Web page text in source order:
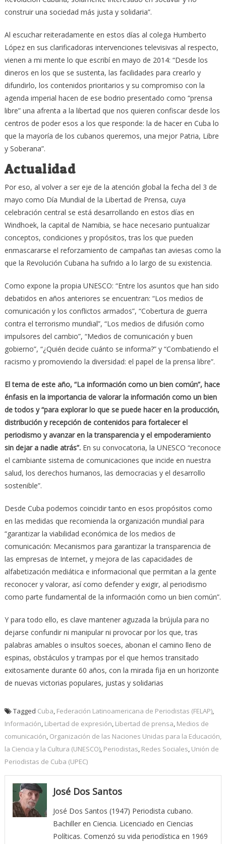
construir una sociedad más justa y solidaria”.
Al escuchar reiteradamente en estos días al colega Humberto
López en sus clarificadoras intervenciones televisivas al respecto,
vienen a mi mente lo que escribí en mayo de 2014: “Desde los
dineros en los que se sustenta, las facilidades para crearlo y
difundirlo, los contenidos prioritarios y su compromiso con la
agenda imperial hacen de ese bodrio presentado como “prensa
libre” una afrenta a la libertad que nos quieren confiscar desde los
centros de poder esos a los que responde: la de hacer en Cuba lo
que la mayoría de los cubanos queremos, una mejor Patria, Libre
y Soberana”.
Actualidad
Por eso, al volver a ser eje de la atención global la fecha del 3 de
mayo como Día Mundial de la Libertad de Prensa, cuya
celebración central se está desarrollando en estos días en
Windhoek, la capital de Namibia, se hace necesario puntualizar
conceptos, condiciones y propósitos, tras los que pueden
enmascararse el reforzamiento de campañas tan aviesas como la
que la Revolución Cubana ha sufrido a lo largo de su existencia.
Como expone la propia UNESCO: “Entre los asuntos que han sido
debatidos en años anteriores se encuentran: “Los medios de
comunicación y los conflictos armados”, “Cobertura de guerra
contra el terrorismo mundial”, “Los medios de difusión como
impulsores del cambio”, “Medios de comunicación y buen
gobierno”, “¿Quién decide cuánto se informa?” y “Combatiendo el
racismo y promoviendo la diversidad: el papel de la prensa libre”.
El tema de este año, “La información como un bien común”, hace
énfasis en la importancia de valorar la información como un bien
de todos y “para explorar lo que se puede hacer en la producción,
distribución y recepción de contenidos para fortalecer el
periodismo y avanzar en la transparencia y el empoderamiento
sin dejar a nadie atrás”.En su convocatoria, la UNESCO “reconoce
el cambiante sistema de comunicaciones que incide en nuestra
salud, los derechos humanos, las democracias y el desarrollo
sostenible”.
Desde Cuba podemos coincidir tanto en esos propósitos como
en las medidas que recomienda la organización mundial para
“garantizar la viabilidad económica de los medios de
comunicación: Mecanismos para garantizar la transparencia de
las empresas de Internet, y mejora de las capacidades de
alfabetización mediática e informacional que permitan a la gente
reconocer y valorar, así como defender y exigir, al periodismo
como parte fundamental de la información como un bien común”.
Y para todo ello, es clave mantener aguzada la brújula para no
dejarse confundir ni manipular ni provocar por los que, tras
palabras amables o insultos soeces, abonan el camino lleno de
espinas, obstáculos y trampas por el que hemos transitado
exitosamente durante 60 años, con la mirada fija en un horizonte
de nuevas victorias populares, justas y solidarias
Tagged Cuba Federación Latinoamericana de Periodistas (FELAP),
Información Libertad de expresión Libertad de prensa Medios de
comunicación Organización de las Naciones Unidas para la Educación,
la Ciencia y la Cultura (UNESCO), Periodistas Redes Sociales Unión de
Periodistas de Cuba (UPEC)
José Dos Santos
José Dos Santos (1947) Periodista cubano.
Bachiller en Ciencia. Licenciado en Ciencias
Políticas. Comenzó su vida periodística en 1969